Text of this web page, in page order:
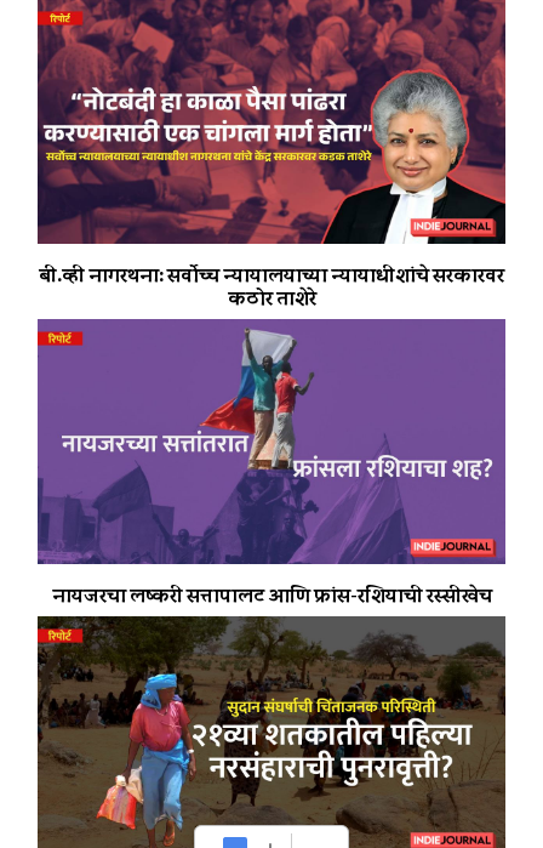
बी.व्ही नागरथना: सर्वोच्च न्यायालयाच्या न्यायाधीशांचे सरकारवर
कठोर ताशेरे
नायजरचा लष्करी सत्तापालट आणि फ्रांस-रशियाची रस्सीखेच